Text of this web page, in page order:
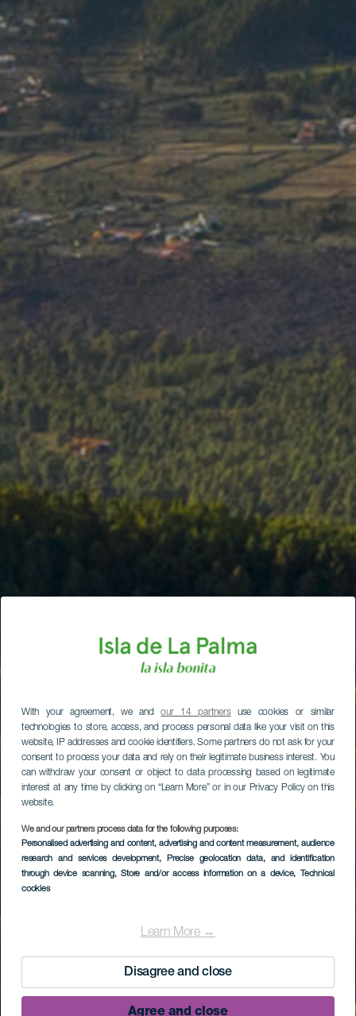
With your agreement, we andour 14 partnersuse cookies or similar
technologies to store, access, and process personal data like your visit on this
website, IP addresses and cookie identifiers. Some partners do not ask for your
consent to process your data and rely on their legitimate business interest. You
can withdraw your consent or object to data processing based on legitimate
interest at any time by clicking on “Learn More” or in our Privacy Policy on this
website.
We and our partners process data for the following purposes:
Personalised advertising and content, advertising and content measurement, audience
research and services development, Precise geolocation data, and identification
through device scanning, Store and/or access information on a device, Technical
cookies
Learn More →
Disagree and close
Agree and close